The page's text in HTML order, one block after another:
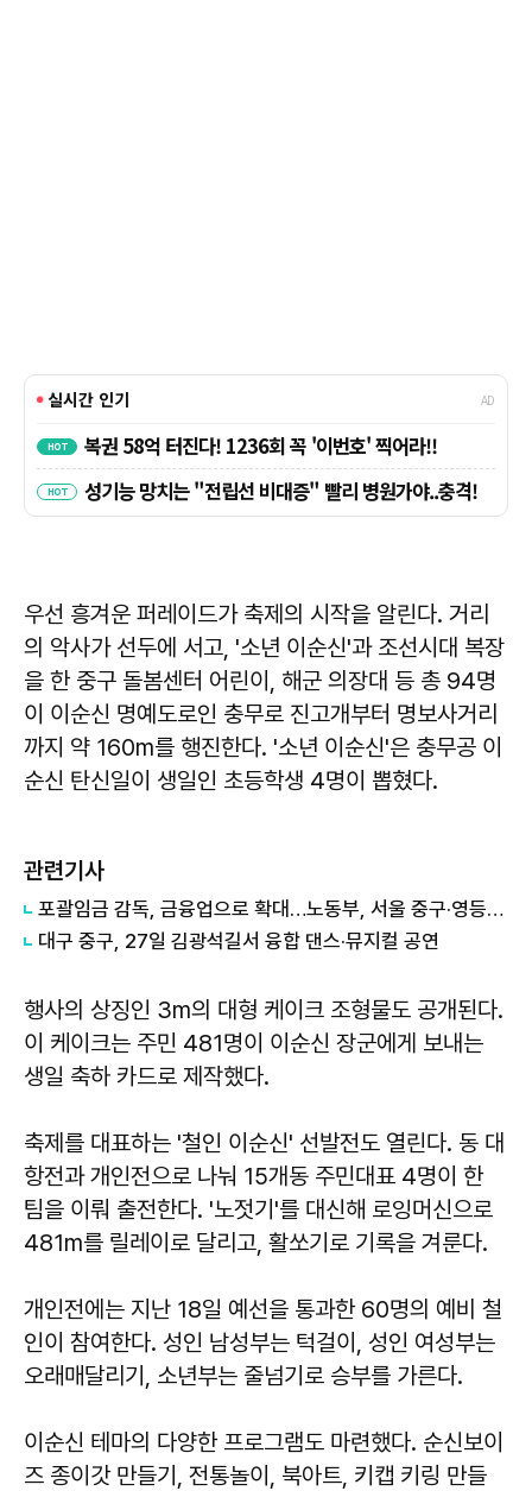
우선 흥겨운 퍼레이드가 축제의 시작을 알린다. 거리
의 악사가 선두에 서고, '소년 이순신'과 조선시대 복장
을 한 중구 돌봄센터 어린이, 해군 의장대 등 총 94명
이 이순신 명예도로인 충무로 진고개부터 명보사거리
까지 약 160m를 행진한다. '소년 이순신'은 충무공 이
순신 탄신일이 생일인 초등학생 4명이 뽑혔다.
관련기사
포괄임금 감독, 금융업으로 확대…노동부, 서울 중구·영등포 4차 점검
대구 중구, 27일 김광석길서 융합 댄스·뮤지컬 공연
행사의 상징인 3m의 대형 케이크 조형물도 공개된다.
이 케이크는 주민 481명이 이순신 장군에게 보내는
생일 축하 카드로 제작했다.
축제를 대표하는 '철인 이순신' 선발전도 열린다. 동 대
항전과 개인전으로 나눠 15개동 주민대표 4명이 한
팀을 이뤄 출전한다. '노젓기'를 대신해 로잉머신으로
481m를 릴레이로 달리고, 활쏘기로 기록을 겨룬다.
개인전에는 지난 18일 예선을 통과한 60명의 예비 철
인이 참여한다. 성인 남성부는 턱걸이, 성인 여성부는
오래매달리기, 소년부는 줄넘기로 승부를 가른다.
이순신 테마의 다양한 프로그램도 마련했다. 순신보이
즈 종이갓 만들기, 전통놀이, 북아트, 키캡 키링 만들